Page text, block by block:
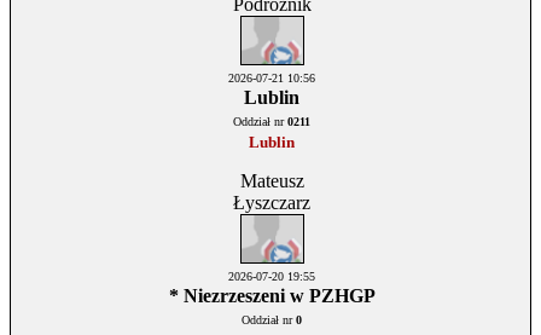
Podróżnik
2026-07-21 10:56
Lublin
Oddział nr0211
Lublin
Mateusz
Łyszczarz
2026-07-20 19:55
* Niezrzeszeni w PZHGP
Oddział nr0